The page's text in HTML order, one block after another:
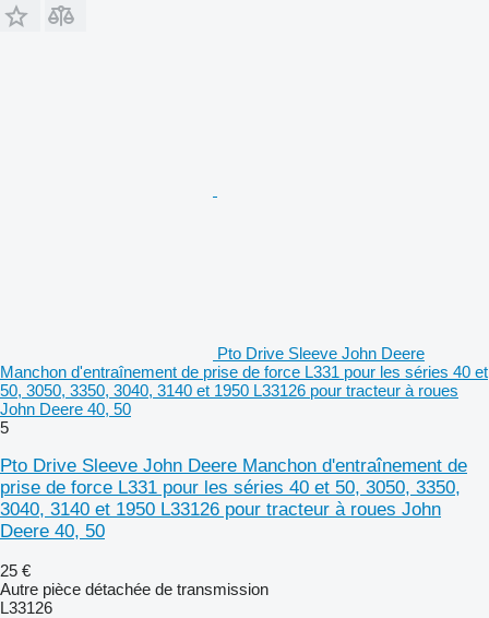
Pto Drive Sleeve John Deere
Manchon d'entraînement de prise de force L331 pour les séries 40 et
50, 3050, 3350, 3040, 3140 et 1950 L33126 pour tracteur à roues
John Deere 40, 50
5
Pto Drive Sleeve John Deere Manchon d'entraînement de
prise de force L331 pour les séries 40 et 50, 3050, 3350,
3040, 3140 et 1950 L33126 pour tracteur à roues John
Deere 40, 50
25 €
Autre pièce détachée de transmission
L33126